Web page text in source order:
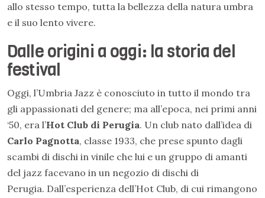
allo stesso tempo, tutta la bellezza della natura umbra
e il suo lento vivere.
Dalle origini a oggi: la storia del
festival
Oggi, l’Umbria Jazz è conosciuto in tutto il mondo tra
gli appassionati del genere; ma all’epoca, nei primi anni
‘50, era l’Hot Club di Perugia. Un club nato dall’idea di
Carlo Pagnotta, classe 1933, che prese spunto dagli
scambi di dischi in vinile che lui e un gruppo di amanti
del jazz facevano in un negozio di dischi di
Perugia. Dall’esperienza dell’Hot Club, di cui rimangono